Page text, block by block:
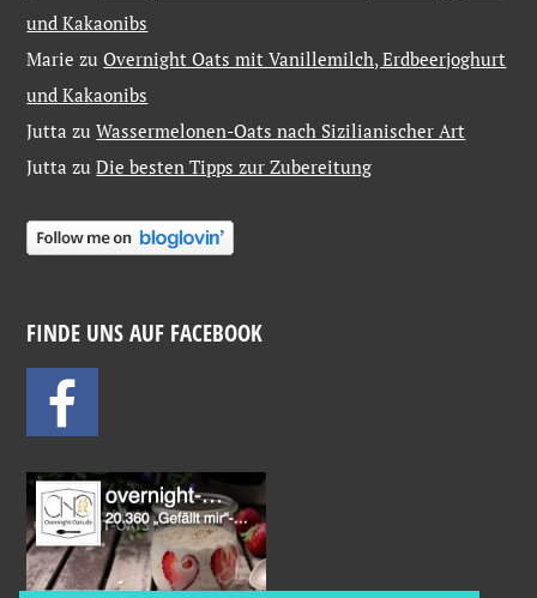
und Kakaonibs
Marie zuOvernight Oats mit Vanillemilch, Erdbeerjoghurt
und Kakaonibs
Jutta zuWassermelonen-Oats nach Sizilianischer Art
Jutta zuDie besten Tipps zur Zubereitung
FINDE UNS AUF FACEBOOK